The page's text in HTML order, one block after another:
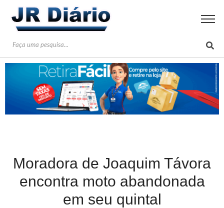
Moradora de Joaquim Távora
encontra moto abandonada
em seu quintal